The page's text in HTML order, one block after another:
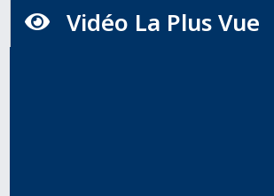
 Vidéo La Plus Vue